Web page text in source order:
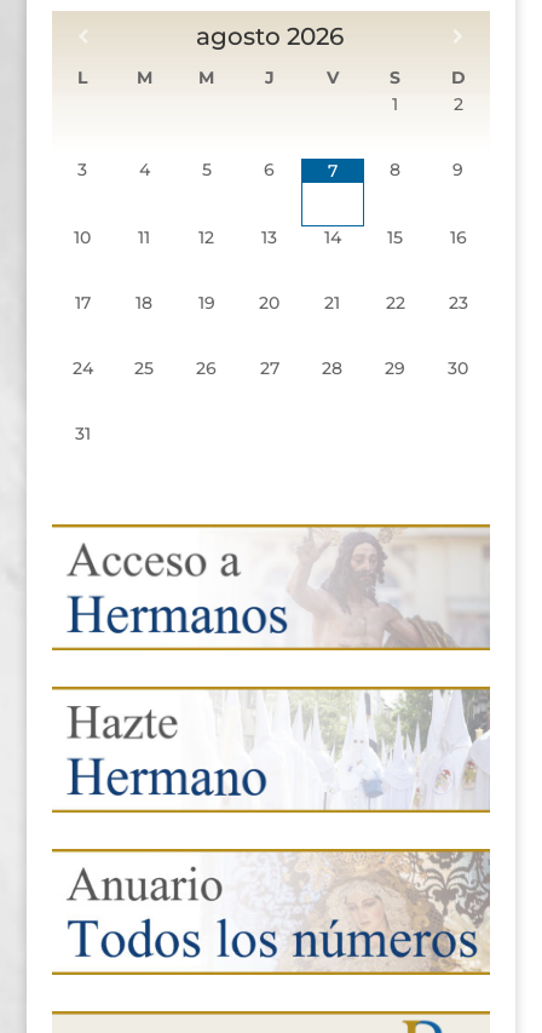
agosto 2026
L M M J V S
D
1
2
3 4 5 6 7 8 9
10 11 12 13 14 15 16
17 18 19 20 21 22 23
24 25 26 27 28 29 30
31